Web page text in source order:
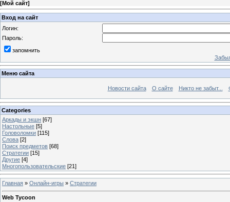
[Мой сайт]
Вход на сайт
Логин:
Пароль:
запомнить
Меню сайта
Новости сайта О сайте Никто не забыт...
Categories
Аркады и экшн [67]
Настольные [5]
Головоломки [115]
Слова [2]
Поиск предметов [68]
Стратегии [15]
Другие [4]
Многопользовательские [21]
Главная » Онлайн-игры » Стратегии
Web Tycoon